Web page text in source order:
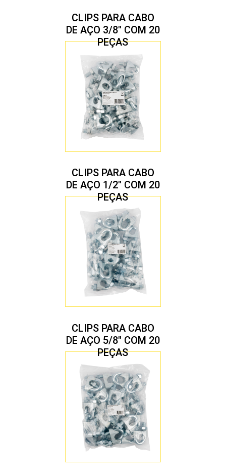
CLIPS PARA CABO
DE AÇO 3/8″ COM 20
PEÇAS
CLIPS PARA CABO
DE AÇO 1/2″ COM 20
PEÇAS
CLIPS PARA CABO
DE AÇO 5/8″ COM 20
PEÇAS